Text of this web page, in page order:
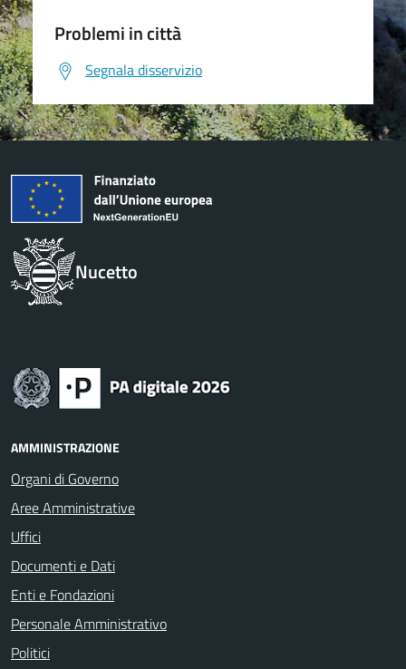
Problemi in città
Segnala disservizio
Nucetto
AMMINISTRAZIONE
Organi di Governo
Aree Amministrative
Uffici
Documenti e Dati
Enti e Fondazioni
Personale Amministrativo
Politici